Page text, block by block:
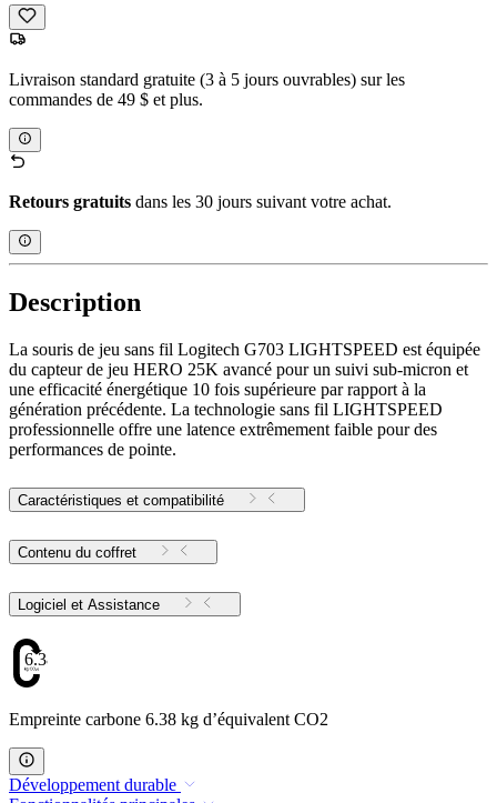
Livraison standard gratuite (3 à 5 jours ouvrables) sur les
commandes de 49 $ et plus.
Retours gratuits dans les 30 jours suivant votre achat.
Description
La souris de jeu sans fil Logitech G703 LIGHTSPEED est équipée
du capteur de jeu HERO 25K avancé pour un suivi sub-micron et
une efficacité énergétique 10 fois supérieure par rapport à la
génération précédente. La technologie sans fil LIGHTSPEED
professionnelle offre une latence extrêmement faible pour des
performances de pointe.
Caractéristiques et compatibilité
Contenu du coffret
Logiciel et Assistance
6.38
Empreinte carbone 6.38 kg d’équivalent CO2
Développement durable